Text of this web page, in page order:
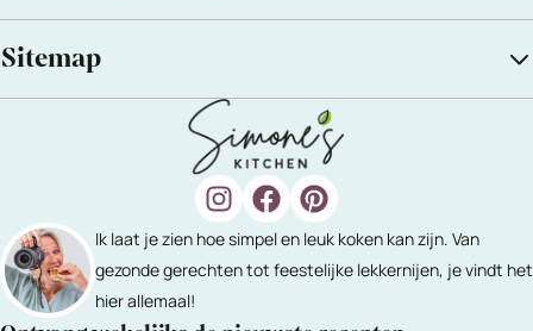
Sitemap
Ik laat je zien hoe simpel en leuk koken kan zijn. Van
gezonde gerechten tot feestelijke lekkernijen, je vindt het
hier allemaal!